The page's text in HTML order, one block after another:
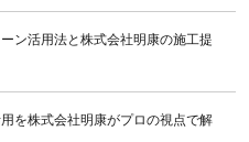
ン活用法と株式会社明康の施工提
を株式会社明康がプロの視点で解